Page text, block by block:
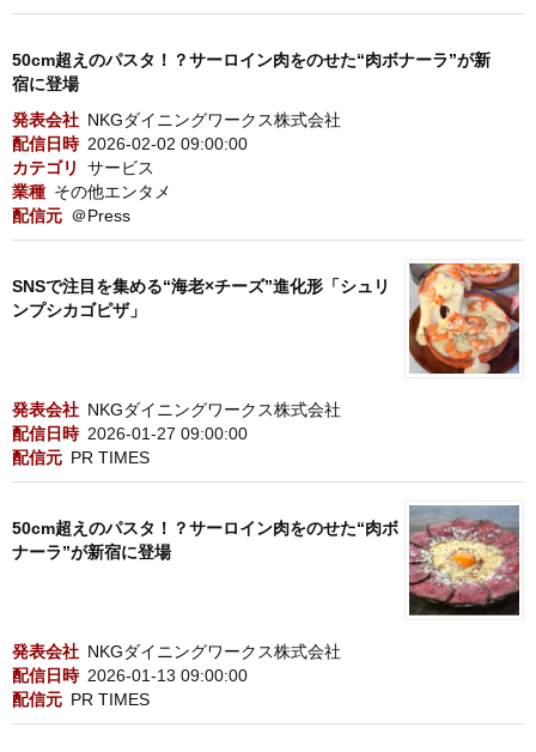
50cm超えのパスタ！？サーロイン肉をのせた“肉ボナーラ”が新
宿に登場
発表会社 NKGダイニングワークス株式会社
配信日時 2026-02-02 09:00:00
カテゴリ
サービス
業種 その他エンタメ
配信元 ＠Press
SNSで注目を集める“海老×チーズ”進化形「シュリ
ンプシカゴピザ」
発表会社 NKGダイニングワークス株式会社
配信日時 2026-01-27 09:00:00
配信元 PR TIMES
50cm超えのパスタ！？サーロイン肉をのせた“肉ボ
ナーラ”が新宿に登場
発表会社 NKGダイニングワークス株式会社
配信日時 2026-01-13 09:00:00
配信元 PR TIMES